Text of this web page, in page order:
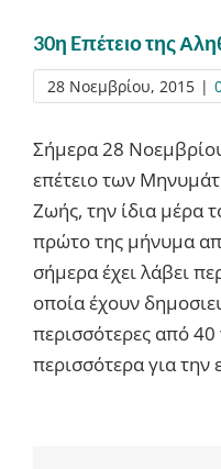
30η Eπέτειο της
28 Νοεμβρίου, 2015 |
Σήμερα 28
επέτειο των
Ζωής, την ίδια μέρα
πρώτο της μήνυμα
σήμερα έχει λάβει
οποία έχουν
περισσότερες από
περισσότερα για την